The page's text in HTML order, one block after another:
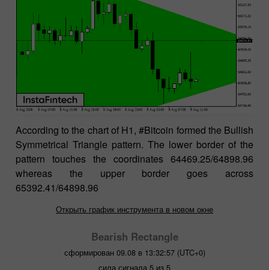
According to the chart of H1, #Bitcoin formed the Bullish
Symmetrical Triangle pattern. The lower border of the
pattern touches the coordinates 64469.25/64898.96
whereas the upper border goes across
65392.41/64898.96
Открыть график инструмента в новом окне
Bearish Rectangle
сформирован 09.08 в 13:32:57 (UTC+0)
сила сигнала 5 из 5